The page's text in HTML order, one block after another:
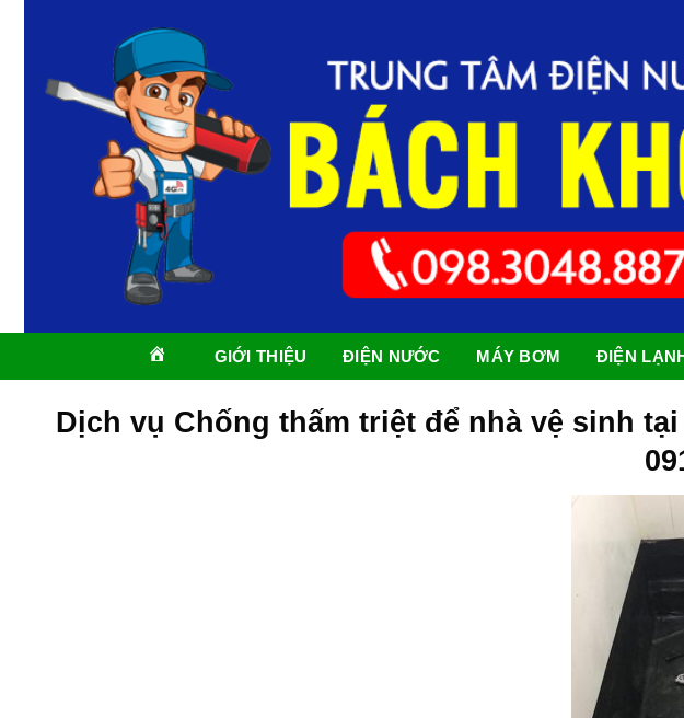
TRANG GIỚI THIỆU ĐIỆN NƯỚC MÁY BƠM ĐIỆN LẠNH
Dịch vụ Chống thấm triệt để nhà vệ sinh